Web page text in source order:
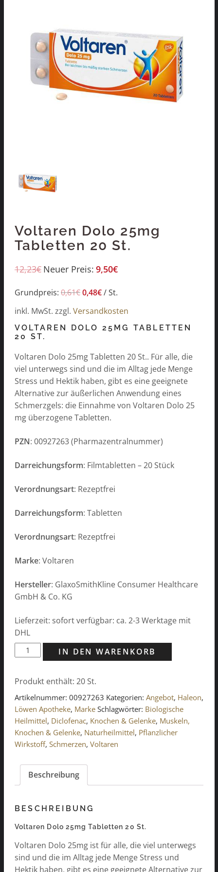
Voltaren Dolo 25mg
Tabletten 20 St.
12,23€ Neuer Preis: 9,50€
Grundpreis: 0,61€0,48€/St.
inkl. MwSt. zzgl. Versandkosten
VOLTAREN DOLO 25MG TABLETTEN
20 ST.
Voltaren Dolo 25mg Tabletten 20 St.. Für alle, die
viel unterwegs sind und die im Alltag jede Menge
Stress und Hektik haben, gibt es eine geeignete
Alternative zur äußerlichen Anwendung eines
Schmerzgels: die Einnahme von Voltaren Dolo 25
mg überzogene Tabletten.
PZN: 00927263 (Pharmazentralnummer)
Darreichungsform: Filmtabletten – 20 Stück
Verordnungsart: Rezeptfrei
Darreichungsform: Tabletten
Verordnungsart: Rezeptfrei
Marke: Voltaren
Hersteller: GlaxoSmithKline Consumer Healthcare
GmbH & Co. KG
Lieferzeit: sofort verfügbar: ca. 2-3 Werktage mit
DHL
Voltaren
Dolo
Tabletten
20
St.
Menge
IN DEN WARENKORB
Produkt enthält: 20 St.
Artikelnummer: 00927263 Kategorien: Angebot, Haleon,
Löwen Apotheke, Marke Schlagwörter: Biologische
Heilmittel, Diclofenac, Knochen & Gelenke, Muskeln,
Knochen & Gelenke, Naturheilmittel, Pflanzlicher
Wirkstoff, Schmerzen, Voltaren
Beschreibung
BESCHREIBUNG
Voltaren Dolo 25mg Tabletten 20 St.
Voltaren Dolo 25mg ist für alle, die viel unterwegs
sind und die im Alltag jede Menge Stress und
Hektik haben, gibt es eine geeignete Alternative zur